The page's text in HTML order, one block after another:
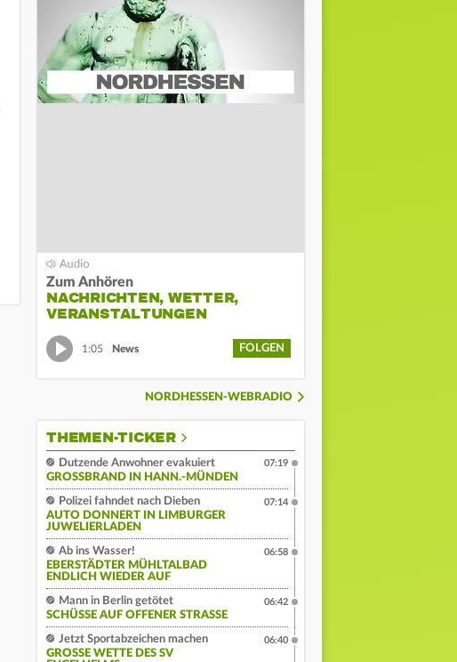
Zum Anhören
NACHRICHTEN, WETTER,
VERANSTALTUNGEN
1:05 News FOLGEN
NORDHESSEN-WEBRADIO
THEMEN-TICKER
Dutzende Anwohner evakuiert
GROSSBRAND IN HANN.-MÜNDEN
07:19
Polizei fahndet nach Dieben
AUTO DONNERT IN LIMBURGER
JUWELIERLADEN
07:14
Ab ins Wasser!
EBERSTÄDTER MÜHLTALBAD
ENDLICH WIEDER AUF
06:58
Mann in Berlin getötet
SCHÜSSE AUF OFFENER STRASSE
06:42
Jetzt Sportabzeichen machen
GROSSE WETTE DES SV E
06:40